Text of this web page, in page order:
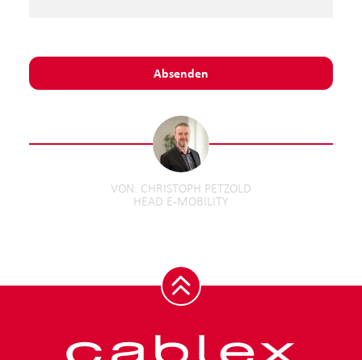
Absenden
VON CHRISTOPH PETZOLD
HEAD E-MOBILITY